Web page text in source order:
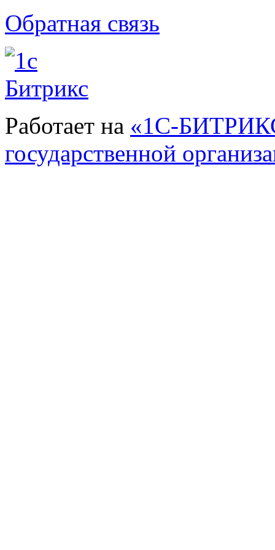
Обратная связь
Работает на «1С-
государственной